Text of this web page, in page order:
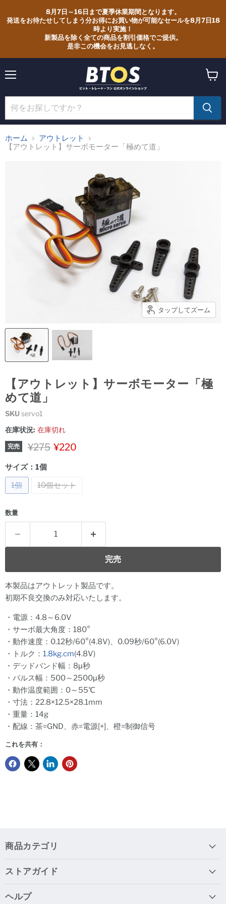
8月7日～16日まで夏季休業期間となります。
発送をお待たせしてしまう分お得にお買い物が可能なセールを8月7日18
時より実施！
新製品を除く全ての商品を割引価格でご提供。
是非この機会をお見逃しなく。
ュ
ー
を
る
ホーム
アウトレット
【アウトレット】サーボモーター「極めて道」
タップしてズーム
【アウトレット】サーボモーター「極
めて道」
SKUservo1
在庫状況: 在庫切れ
完売 元の価格
¥275 現在の価格
¥220
サイズ： 1個
1個
10個セット
数量
完売
本製品はアウトレット製品です。
初期不良交換のみ対応いたします。
・電源：4.8～6.0V
・サーボ最大角度：180°
・動作速度：0.12秒/60°(4.8V)、0.09秒/60°(6.0V)
・トルク： 1.8kg.cm(4.8V)
・デッドバンド幅：8μ秒
・パルス幅：500～2500μ秒
・動作温度範囲：0～55℃
・寸法：22.8×12.5×28.1mm
・重量：14g
・配線：茶=GND、赤=電源[+]、橙=制御信号
これを共有：
商品カテゴリ
ストアガイド
ヘルプ